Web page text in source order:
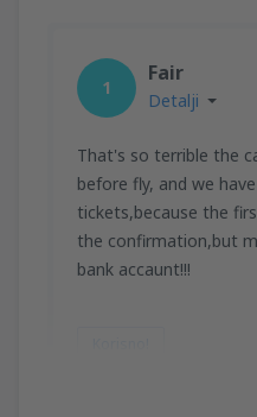
1
Fair
Detalji
That's so terrible the
before fly, and we
tickets,because the
the confirmation,but
bank accaunt!!!